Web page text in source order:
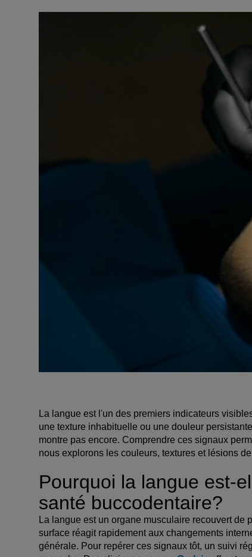
La langue est l'un des premiers indicateurs
une texture inhabituelle ou une douleur
montre pas encore. Comprendre ces signaux
nous explorons les couleurs, textures et lésions
Pourquoi la langue est-
santé buccodentaire?
La langue est un organe musculaire recouvert
surface réagit rapidement aux changements
générale. Pour repérer ces signaux tôt, un suivi